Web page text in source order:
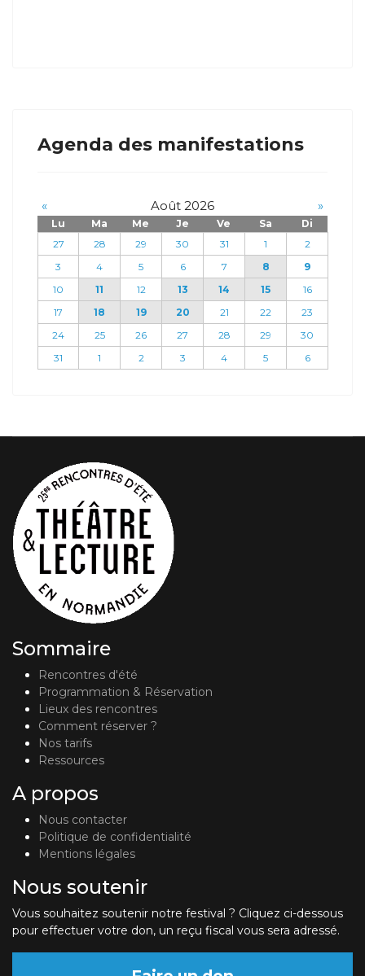
Agenda des manifestations
« Août 2026 »
Lu Ma Me Je Ve Sa
Di
27
28 29 30 31 1
2
3
4 5 6 7 8
9
10
11 12 13 14 15
16
17
18 19 20 21 22
23
24
25 26 27 28 29
30
31
1 2 3 4 5 6
Sommaire
Rencontres d'été
Programmation & Réservation
Lieux des rencontres
Comment réserver ?
Nos tarifs
Ressources
A propos
Nous contacter
Politique de confidentialité
Mentions légales
Nous soutenir
Vous souhaitez soutenir notre festival ? Cliquez ci-dessous
pour effectuer votre don, un reçu fiscal vous sera adressé.